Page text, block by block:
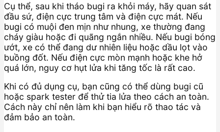
Cụ thể, sau khi tháo bugi ra khỏi máy, hãy quan sát
đầu sứ, điện cực trung tâm và điện cực mát. Nếu
bugi có muội đen mịn như nhung, xe thường đang
cháy giàu hoặc đi quãng ngắn nhiều. Nếu bugi bóng
ướt, xe có thể đang dư nhiên liệu hoặc dầu lọt vào
buồng đốt. Nếu điện cực mòn mạnh hoặc khe hở
quá lớn, nguy cơ hụt lửa khi tăng tốc là rất cao.
Khi có đủ dụng cụ, bạn cũng có thể dùng bugi cũ
hoặc spark tester để thử tia lửa theo cách an toàn.
Cách này chỉ nên làm khi bạn hiểu rõ thao tác và
đảm bảo an toàn.